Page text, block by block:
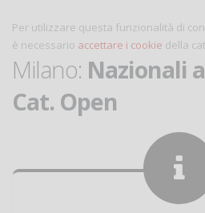
Per utilizzare questa funzionalità di
è necessario accettare i cookie della
Milano: Nazionali
Cat. Open